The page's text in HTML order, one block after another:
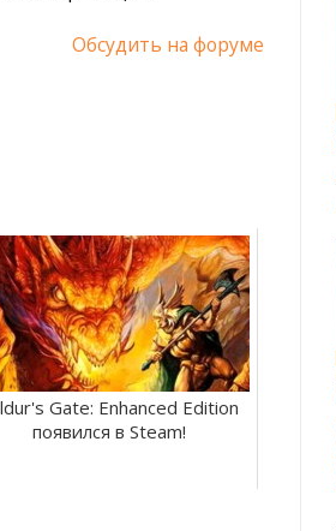
Обсудить на форуме
Gate: Enhanced Edition
появился в Steam!